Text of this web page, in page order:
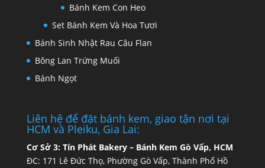
Bánh Kem Con Heo
Set Bánh Kem Và Hoa Tươi
Bánh Sinh Nhật Rau Câu Flan
Bông Lan Trứng Muối
Bánh Ngọt
Liên hệ để đặt bánh kem, giao tận nơi tại
HCM và Pleiku, Gia Lai:
Cơ Sở 3: Tín Phát Bakery – Bánh Kem Gò Vấp, HCM
ĐC: 171 Lê Đức Thọ, Phường Gò Vấp, Thành Phố Hồ